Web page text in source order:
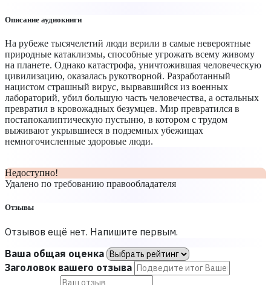
Описание аудиокниги
На рубеже тысячелетий люди верили в самые невероятные
природные катаклизмы, способные угрожать всему живому
на планете. Однако катастрофа, уничтожившая человеческую
цивилизацию, оказалась рукотворной. Разработанный
нацистом страшный вирус, вырвавшийся из военных
лабораторий, убил большую часть человечества, а остальных
превратил в кровожадных безумцев. Мир превратился в
постапокалиптическую пустыню, в котором с трудом
выживают укрывшиеся в подземных убежищах
немногочисленные здоровые люди.
Недоступно!
Удалено по требованию правообладателя
Отзывы
Отзывов ещё нет. Напишите первым.
Ваша общая оценка
Заголовок вашего отзыва